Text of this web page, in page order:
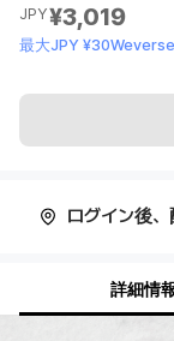
JPY¥3,019
最大JPY
ログイン後
詳細情